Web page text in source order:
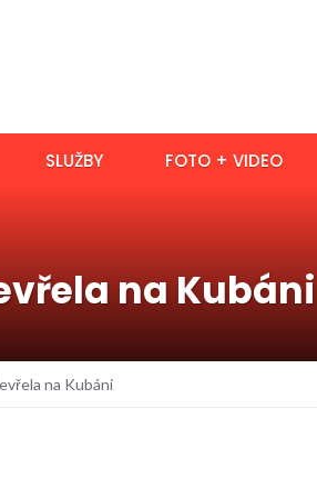
SLUŽBY FOTO + VIDEO
na Kubáni
na Kubáni